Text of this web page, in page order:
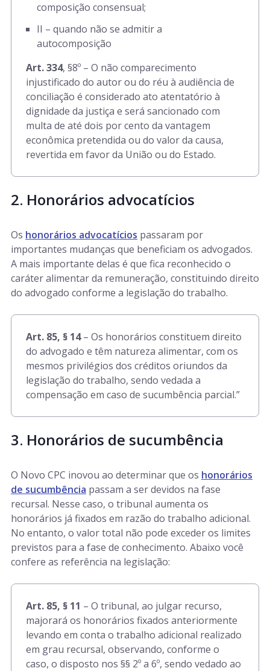
composição consensual;
II – quando não se admitir a
autocomposição
Art. 334, §8º – O não comparecimento
injustificado do autor ou do réu à audiência de
conciliação é considerado ato atentatório à
dignidade da justiça e será sancionado com
multa de até dois por cento da vantagem
econômica pretendida ou do valor da causa,
revertida em favor da União ou do Estado.
2. Honorários advocatícios
Os honorários advocatícios passaram por
importantes mudanças que beneficiam os advogados.
A mais importante delas é que fica reconhecido o
caráter alimentar da remuneração, constituindo direito
do advogado conforme a legislação do trabalho.
Art. 85, § 14– Os honorários constituem direito
do advogado e têm natureza alimentar, com os
mesmos privilégios dos créditos oriundos da
legislação do trabalho, sendo vedada a
compensação em caso de sucumbência parcial.”
3. Honorários de sucumbência
O Novo CPC inovou ao determinar que os honorários
de sucumbência passam a ser devidos na fase
recursal. Nesse caso, o tribunal aumenta os
honorários já fixados em razão do trabalho adicional.
No entanto, o valor total não pode exceder os limites
previstos para a fase de conhecimento. Abaixo você
confere as referência na legislação:
Art. 85, § 11 – O tribunal, ao julgar recurso,
majorará os honorários fixados anteriormente
levando em conta o trabalho adicional realizado
em grau recursal, observando, conforme o
caso, o disposto nos §§ 2º a 6º, sendo vedado ao